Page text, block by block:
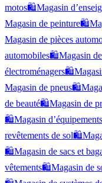
motos🛍️Magasin
Magasin de peinture🛍️
Magasin de pièces
automobiles🛍️Magasin
électroménagers🛍️
Magasin de pneus🛍️
de beauté🛍️Magasin de
🛍️Magasin
revêtements de sol🛍️
🛍️Magasin de sacs et
vêtements🛍️Magasin de